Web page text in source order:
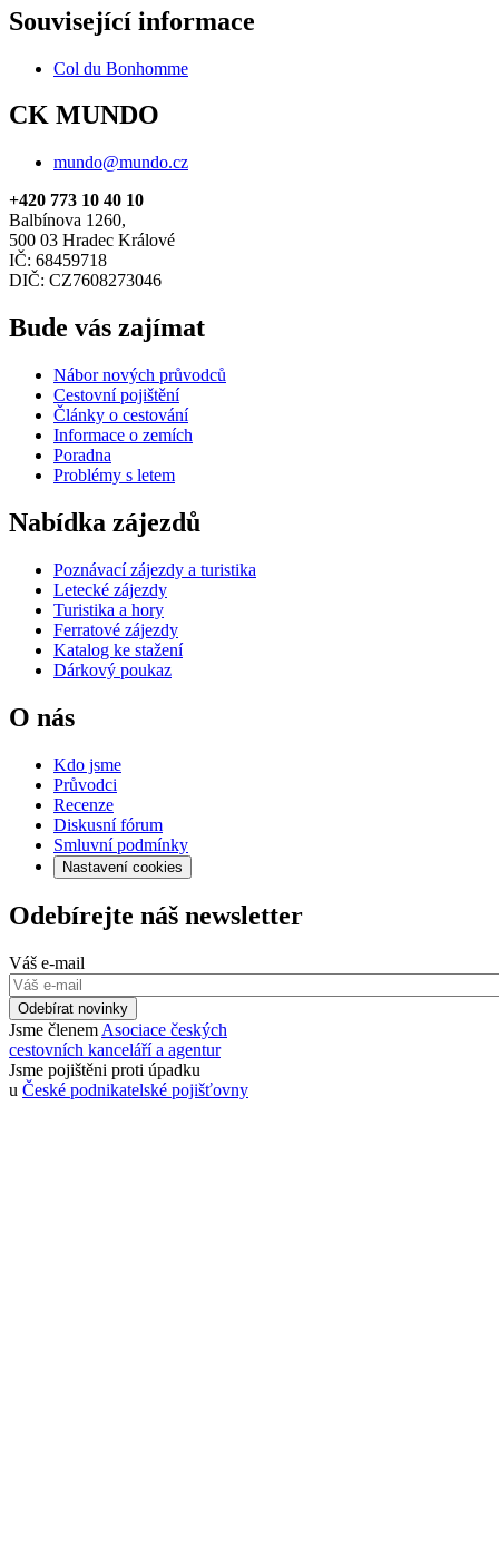
Související informace
Col du Bonhomme
CK MUNDO
mundo@mundo.cz
+420 773 10 40 10
Balbínova 1260,
500 03 Hradec Králové
IČ: 68459718
DIČ: CZ7608273046
Bude vás zajímat
Nábor nových průvodců
Cestovní pojištění
Články o cestování
Informace o zemích
Poradna
Problémy s letem
Nabídka zájezdů
Poznávací zájezdy a turistika
Letecké zájezdy
Turistika a hory
Ferratové zájezdy
Katalog ke stažení
Dárkový poukaz
O nás
Kdo jsme
Průvodci
Recenze
Diskusní fórum
Smluvní podmínky
Nastavení cookies
Odebírejte náš newsletter
Váš e-mail
Odebírat novinky
Jsme členem Asociace českých
cestovních kanceláří a agentur
Jsme pojištěni proti úpadku
u České podnikatelské pojišťovny